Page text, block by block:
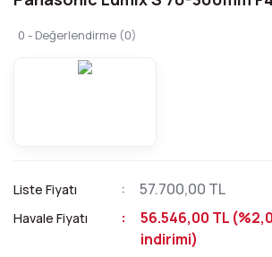
0 - Değerlendirme (0)
Liste Fiyatı 57.700,00 TL
Havale Fiyatı
56.546,00 TL
indirimi)